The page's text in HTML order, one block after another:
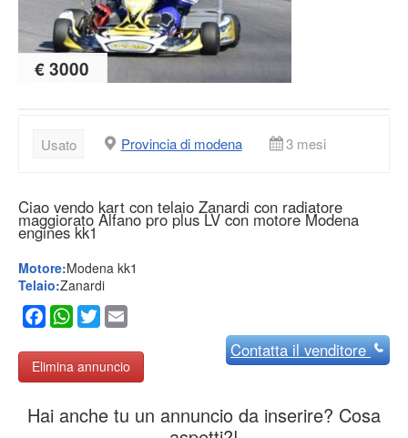
€ 3000
Usato Provincia di modena 3 mesi
Ciao vendo kart con telaio Zanardi con radiatore
maggiorato Alfano pro plus LV con motore Modena
engines kk1
Motore:Modena kk1
Telaio:Zanardi
Facebook
WhatsApp
Twitter
Elimina annuncio
Contattail venditore
Hai anche tu un annuncio da inserire? Cosa